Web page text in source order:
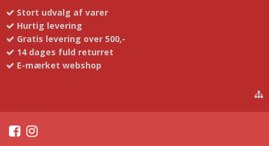
Stort udvalg af varer
Hurtig levering
Gratis levering over 500,-
14 dages fuld returret
E-mærket webshop